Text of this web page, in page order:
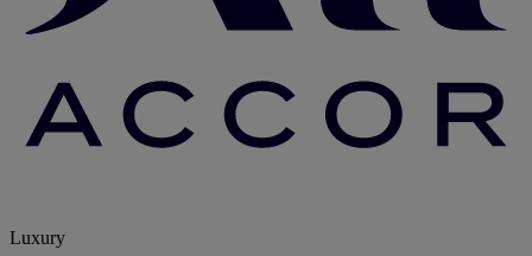
Luxury